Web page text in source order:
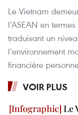
Le Vietnam
l’ASEAN en
traduisant un
l’environnement
financière
VOIR PLUS
Le